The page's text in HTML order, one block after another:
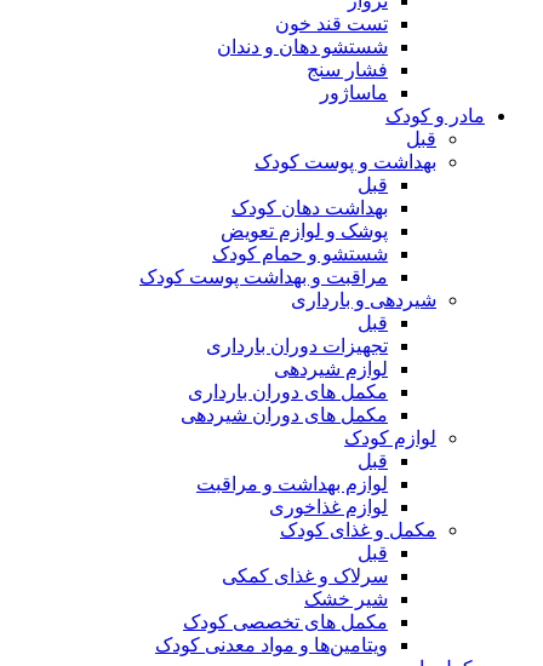
تست قند خون
شستشو دهان و دندان
فشار سنج
ماساژور
مادر و کودک
قبل
بهداشت و پوست کودک
قبل
بهداشت دهان کودک
پوشک و لوازم تعویض
شستشو و حمام کودک
مراقبت و بهداشت پوست کودک
شیردهی و بارداری
قبل
تجهیزات دوران بارداری
لوازم شیردهی
مکمل های دوران بارداری
مکمل های دوران شیردهی
لوازم کودک
قبل
لوازم بهداشت و مراقبت
لوازم غذاخوری
مکمل و غذای کودک
قبل
سرلاک و غذای کمکی
شیر خشک
مکمل های تخصصی کودک
ویتامین‌ها و مواد معدنی کودک